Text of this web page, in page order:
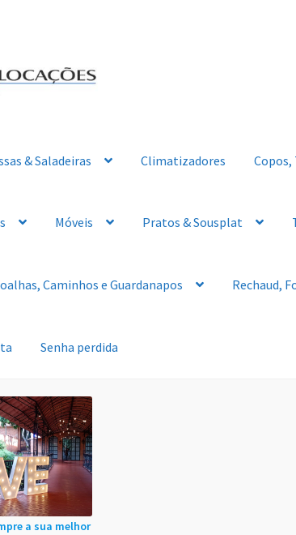
& Saladeiras Climatizadores Copos,
Móveis Pratos & Sousplat
Caminhos e Guardanapos Rechaud,
Senha perdida
ClientesCarrinho
PageShop Demos
LogoPrice table
a sua melhor